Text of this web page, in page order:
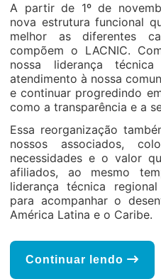
A partir de 1º de
nova estrutura funcional
melhor as diferentes
compõem o LACNIC.
nossa liderança
atendimento à nossa
e continuar progredindo
como a transparência e a
Essa reorganização
nossos associados,
necessidades e o valor
afiliados, ao mesmo
liderança técnica
para acompanhar o
América Latina e o Caribe.
Continuar lendo